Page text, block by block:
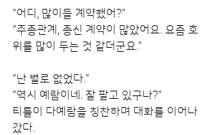
“어디, 많이들 계약했어?”
“주종관계, 종신 계약이 많았어요. 요즘 호
위를 많이 두는 것 같더군요.”
“난 별로 없었다.”
“역시 예람이네. 잘 팔고 있구나?”
티틀이 다예람을 칭찬하며 대화를 이어나
갔다.